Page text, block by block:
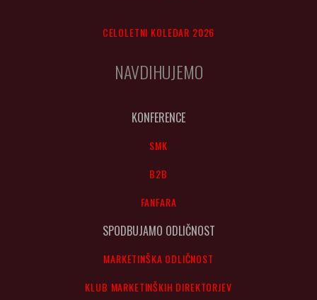
CELOLETNI KOLEDAR 2026
NAVDIHUJEMO
KONFERENCE
SMK
B2B
FANFARA
SPODBUJAMO ODLIČNOST
MARKETINŠKA ODLIČNOST
KLUB MARKETINŠKIH DIREKTORJEV